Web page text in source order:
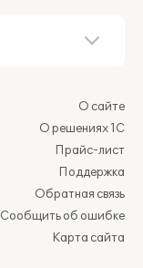
О сайте
О решениях 1С
Прайс-лист
Поддержка
Обратная связь
Сообщить об ошибке
Карта сайта